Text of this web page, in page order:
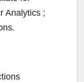
Analytics ;